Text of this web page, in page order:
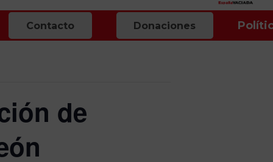
Contacto Donaciones
de